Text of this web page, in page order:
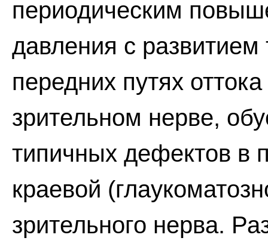
периодическим
давления с развитием
передних путях
зрительном нерве,
типичных дефектов в
краевой
зрительного нерва.